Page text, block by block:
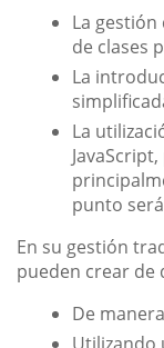
La
de clases
La
La
punto
En su gestión
pueden crear de
De